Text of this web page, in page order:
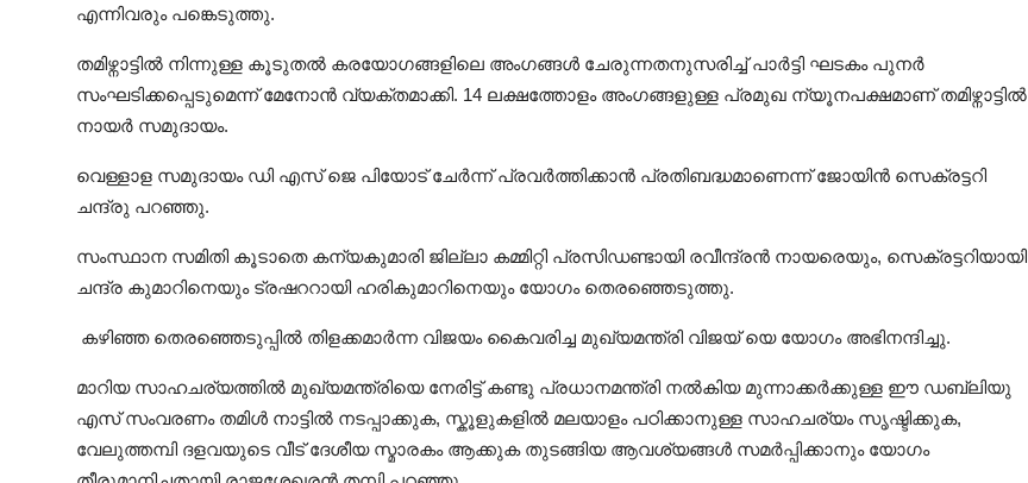
എന്നിവരും പങ്കെടുത്തു.
തമിഴ്നാട്ടിൽ നിന്നുള്ള കൂടുതൽ കരയോഗങ്ങളിലെ അംഗങ്ങൾ ചേരുന്നതനുസരിച്ച് പാർട്ടി ഘടകം പുനർ
സംഘടിക്കപ്പെടുമെന്ന് മേനോൻ വ്യക്തമാക്കി. 14 ലക്ഷത്തോളം അംഗങ്ങളുള്ള പ്രമുഖ ന്യൂനപക്ഷമാണ് തമിഴ്നാട്ടിൽ
നായർ സമുദായം.
വെള്ളാള സമുദായം ഡി എസ് ജെ പിയോട് ചേർന്ന് പ്രവർത്തിക്കാൻ പ്രതിബദ്ധമാണെന്ന് ജോയിൻ സെക്രട്ടറി
ചന്ദ്രു പറഞ്ഞു.
സംസ്ഥാന സമിതി കൂടാതെ കന്യകുമാരി ജില്ലാ കമ്മിറ്റി പ്രസിഡണ്ടായി രവീന്ദ്രൻ നായരെയും, സെക്രട്ടറിയായി
ചന്ദ്ര കുമാറിനെയും ട്രഷററായി ഹരികുമാറിനെയും യോഗം തെരഞ്ഞെടുത്തു.
കഴിഞ്ഞ തെരഞ്ഞെടുപ്പിൽ തിളക്കമാർന്ന വിജയം കൈവരിച്ച മുഖ്യമന്ത്രി വിജയ് യെ യോഗം അഭിനന്ദിച്ചു.
മാറിയ സാഹചര്യത്തിൽ മുഖ്യമന്ത്രിയെ നേരിട്ട് കണ്ടു പ്രധാനമന്ത്രി നൽകിയ മുന്നാക്കർക്കുള്ള ഈ ഡബ്ലിയു
എസ് സംവരണം തമിള്‍ നാട്ടില്‍ നടപ്പാക്കുക, സ്കൂളുകളിൽ മലയാളം പഠിക്കാനുള്ള സാഹചര്യം സൃഷ്ടിക്കുക,
വേലുത്തമ്പി ദളവയുടെ വീട് ദേശീയ സ്മാരകം ആക്കുക തുടങ്ങിയ ആവശ്യങ്ങൾ സമർപ്പിക്കാനും യോഗം